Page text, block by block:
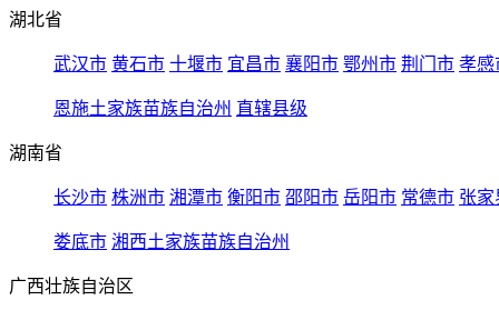
湖北省
武汉市 黄石市 十堰市 宜昌市 襄阳市 鄂州市 荆门市 孝感
恩施土家族苗族自治州 直辖县级
湖南省
长沙市 株洲市 湘潭市 衡阳市 邵阳市 岳阳市 常德市 张家
娄底市 湘西土家族苗族自治州
广西壮族自治区